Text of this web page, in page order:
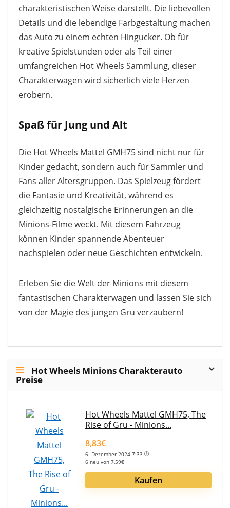
charakteristischen Weise darstellt. Die liebevollen
Details und die lebendige Farbgestaltung machen
das Auto zu einem echten Hingucker. Ob für
kreative Spielstunden oder als Teil einer
umfangreichen Hot Wheels Sammlung, dieser
Charakterwagen wird sicherlich viele Herzen
erobern.
Spaß für Jung und Alt
Die Hot Wheels Mattel GMH75 sind nicht nur für
Kinder gedacht, sondern auch für Sammler und
Fans aller Altersgruppen. Das Spielzeug fördert
die Fantasie und Kreativität, während es
gleichzeitig nostalgische Erinnerungen an die
Minions-Filme weckt. Mit diesem Fahrzeug
können Kinder spannende Abenteuer
nachspielen oder neue Geschichten entwickeln.
Erleben Sie die Welt der Minions mit diesem
fantastischen Charakterwagen und lassen Sie sich
von der Magie des jungen Gru verzaubern!
Hot Wheels Minions Charakterauto
Preise
Hot Wheels Mattel GMH75, The
Rise of Gru - Minions...
8,83€
6. Dezember 2024 7:33
6 neu von 7,59€
Kaufen